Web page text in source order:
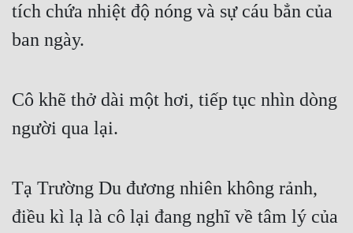
Xuyên Sách
Xuyên Thư
Đồng Nhân
tích chứa nhiệt độ nóng và sự cáu bẳn của
ban ngày.
Cô khẽ thở dài một hơi, tiếp tục nhìn dòng
người qua lại.
Tạ Trường Du đương nhiên không rảnh,
điều kì lạ là cô lại đang nghĩ về tâm lý của